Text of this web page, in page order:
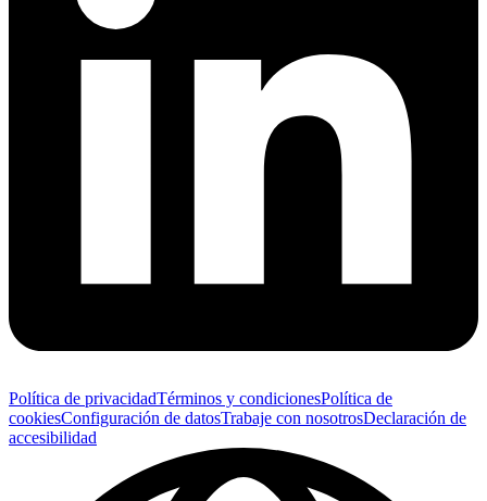
Política de privacidadTérminos y condicionesPolítica de
cookiesConfiguración de datosTrabaje con nosotrosDeclaración de
accesibilidad